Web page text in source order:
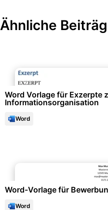
Ähnliche
Word Vorlage für Exzerpte
Informationsorganisation
Word
Word-Vorlage für
Word